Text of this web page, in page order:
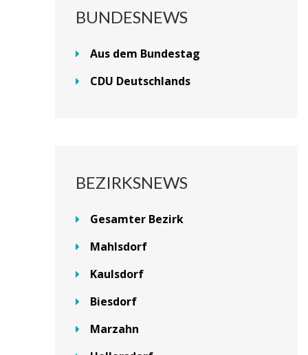
BUNDESNEWS
Aus dem Bundestag
CDU Deutschlands
BEZIRKSNEWS
Gesamter Bezirk
Mahlsdorf
Kaulsdorf
Biesdorf
Marzahn